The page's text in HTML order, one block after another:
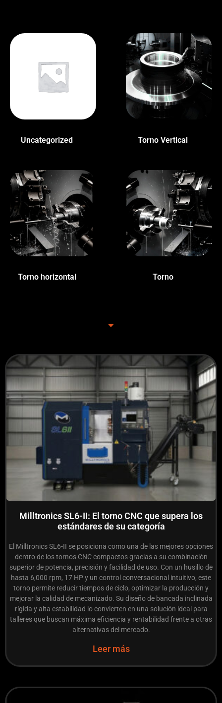
Uncategorized Torno Vertical
Torno horizontal Torno
Milltronics SL6-II: El torno CNC que supera los
estándares de su categoría
El Milltronics SL6-II se posiciona como una de las mejores opciones
dentro de los tornos CNC compactos gracias a su combinación
superior de potencia, precisión y facilidad de uso. Con un husillo de
hasta 6,000 rpm, 17 HP y un control conversacional intuitivo, este
torno permite reducir tiempos de ciclo, optimizar la producción y
mejorar la calidad de mecanizado. Su diseño de bancada inclinada
rígida y alta estabilidad lo convierten en una solución ideal para
talleres que buscan máxima eficiencia y rentabilidad frente a otras
alternativas del mercado.
Leer más